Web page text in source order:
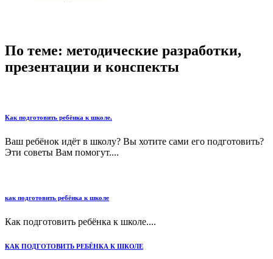
По теме: методические разработки,
презентации и конспекты
Как подготовить ребёнка к школе.
Ваш ребёнок идёт в школу? Вы хотите сами его подготовить?
Эти советы Вам помогут....
как подготовить ребёнка к школе
Как подготовить ребёнка к школе....
КАК ПОДГОТОВИТЬ РЕБЁНКА К ШКОЛЕ